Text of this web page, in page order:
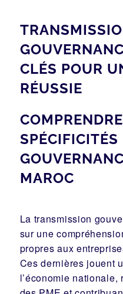
CLÉS POUR
RÉUSSIE
SPÉCIFICITÉS
MAROC
La transmission
sur une
propres aux
Ces dernières jouent
l’économie